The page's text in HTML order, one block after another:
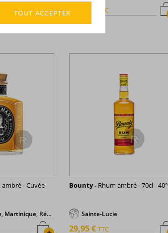
ALERTE
STOCK
34,80 € TTC
ambré - Cuvée
République Dominicaine
Bounty -Rhum ambré - 70cl - 40°
Sainte-Lucie
29,95 € TTC
TOUT ACCEPTER